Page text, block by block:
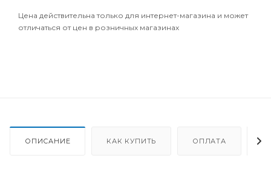
Цена действительна только для интернет-магазина и может
отличаться от цен в розничных магазинах
ОПИСАНИЕ КАК КУПИТЬ ОПЛАТА